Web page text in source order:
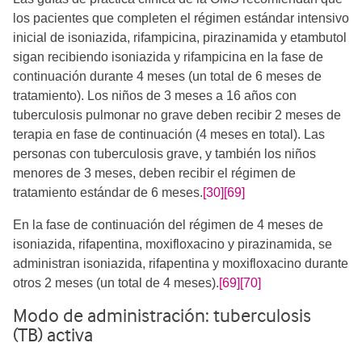
los pacientes que completen el régimen estándar intensivo
inicial de isoniazida, rifampicina, pirazinamida y etambutol
sigan recibiendo isoniazida y rifampicina en la fase de
continuación durante 4 meses (un total de 6 meses de
tratamiento). Los niños de 3 meses a 16 años con
tuberculosis pulmonar no grave deben recibir 2 meses de
terapia en fase de continuación (4 meses en total). Las
personas con tuberculosis grave, y también los niños
menores de 3 meses, deben recibir el régimen de
tratamiento estándar de 6 meses.[30] [69]
En la fase de continuación del régimen de 4 meses de
isoniazida, rifapentina, moxifloxacino y pirazinamida, se
administran isoniazida, rifapentina y moxifloxacino durante
otros 2 meses (un total de 4 meses).[69] [70]
Modo de administración: tuberculosis
(TB) activa